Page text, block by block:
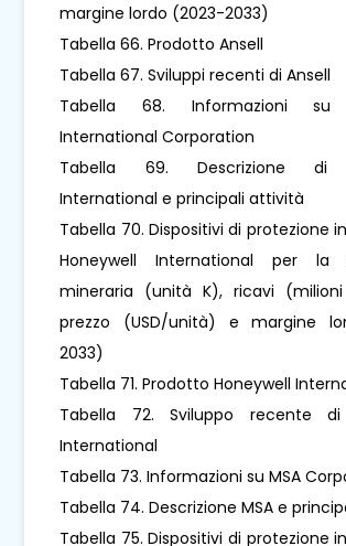
margine lordo (2023-2033)
Tabella 66. Prodotto Ansell
Tabella 67. Sviluppi recenti di Ansell
Tabella 68. Informazioni su
International Corporation
Tabella 69. Descrizione di
International e principali attività
Tabella 70. Dispositivi di protezione
Honeywell International per la
mineraria (unità K), ricavi
prezzo (USD/unità) e margine
2033)
Tabella 71. Prodotto Honeywell
Tabella 72. Sviluppo recente di
International
Tabella 73. Informazioni su MSA
Tabella 74. Descrizione MSA e
Tabella 75. Dispositivi di protezione